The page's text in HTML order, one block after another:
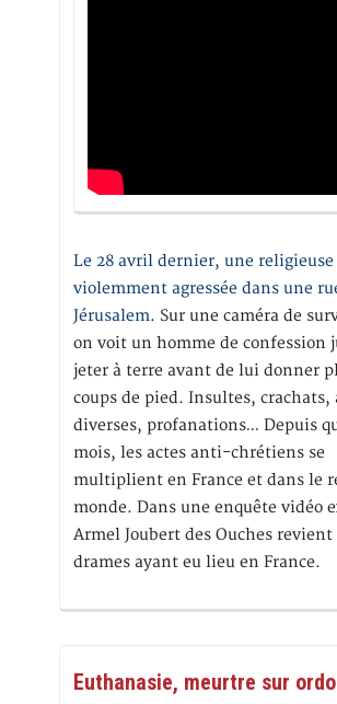
Le 28 avril dernier, une religieuse
violemment agressée dans une
Jérusalem. Sur une caméra de
on voit un homme de confession
jeter à terre avant de lui donner
coups de pied. Insultes, crachats,
diverses, profanations… Depuis
mois, les actes anti-chrétiens se
multiplient en France et dans le
monde. Dans une enquête vidéo
Armel Joubert des Ouches revient
drames ayant eu lieu en France.
Euthanasie, meurtre sur